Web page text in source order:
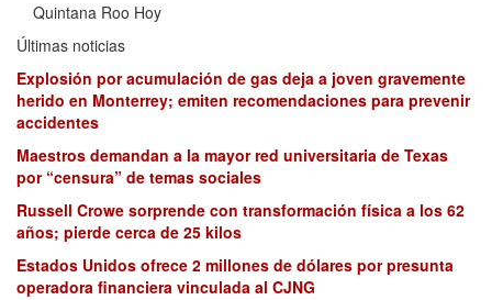
Quintana Roo Hoy
Últimas noticias
Explosión por acumulación de gas deja a joven gravemente
herido en Monterrey; emiten recomendaciones para prevenir
accidentes
Maestros demandan a la mayor red universitaria de Texas
por “censura” de temas sociales
Russell Crowe sorprende con transformación física a los 62
años; pierde cerca de 25 kilos
Estados Unidos ofrece 2 millones de dólares por presunta
operadora financiera vinculada al CJNG